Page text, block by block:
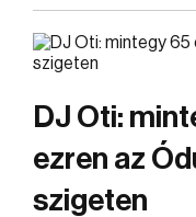
DJ Oti:
ezren az
szigeten